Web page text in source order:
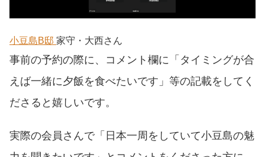
小豆島B邸 家守・大西さん
事前の予約の際に、コメント欄に「タイミングが合
えば一緒に夕飯を食べたいです」等の記載をしてく
ださると嬉しいです。
実際の会員さんで「日本一周をしていて小豆島の魅